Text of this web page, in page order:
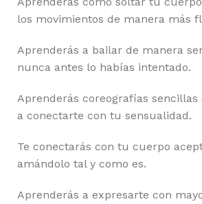
los movimientos de manera más
Aprenderás a bailar de manera
nunca antes lo habías intentado.
Aprenderás coreografías
a conectarte con tu sensualidad.
Te conectarás con tu cuerpo
amándolo tal y como es.
Aprenderás a expresarte con